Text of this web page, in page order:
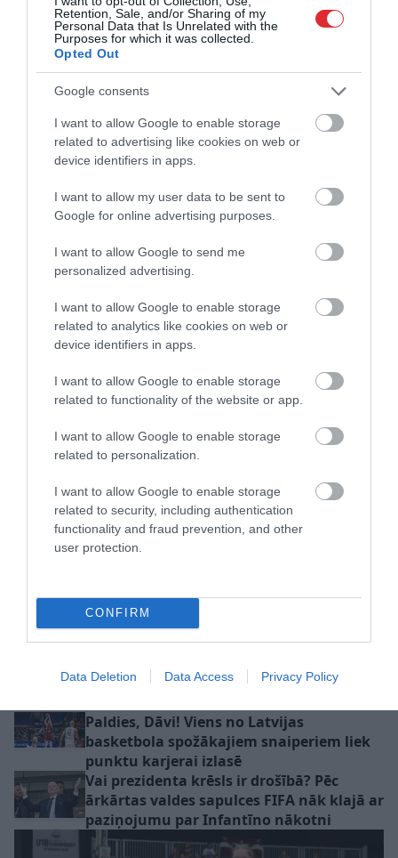
Retention, Sale, and/or Sharing of my
Personal Data that Is Unrelated with the
Purposes for which it was collected.
Opted Out
Google consents
I want to allow Google to enable storage
related to advertising like cookies on web or
device identifiers in apps.
I want to allow my user data to be sent to
Google for online advertising purposes.
I want to allow Google to send me
personalized advertising.
I want to allow Google to enable storage
related to analytics like cookies on web or
device identifiers in apps.
I want to allow Google to enable storage
related to functionality of the website or app.
I want to allow Google to enable storage
related to personalization.
I want to allow Google to enable storage
related to security, including authentication
functionality and fraud prevention, and other
user protection.
CONFIRM
Data Deletion Data Access Privacy Policy
Cīņā par Eirokausu kvalifikācijas
izšķirošo kārtu “Riga” uzņems
Ungārijas čempioni, RFS viesosies
pie “Arsenal” līdzinieces Čehijā
“Šis ir ļoti, ļoti vājš
infrastruktūras
speciālists kritizē LFF
ieceri attīstīt Skonto
ar uzvaru sāk Hamburgas
VIDEO. Šilova iespaidīgais atvairījums
Paldies, Dāvi! Viens no Latvijas
basketbola spožākajiem snaiperiem liek
punktu karjerai izlasē
Vai prezidenta krēsls ir drošībā? Pēc
ārkārtas valdes sapulces FIFA nāk klajā ar
paziņojumu par Infantīno nākotni